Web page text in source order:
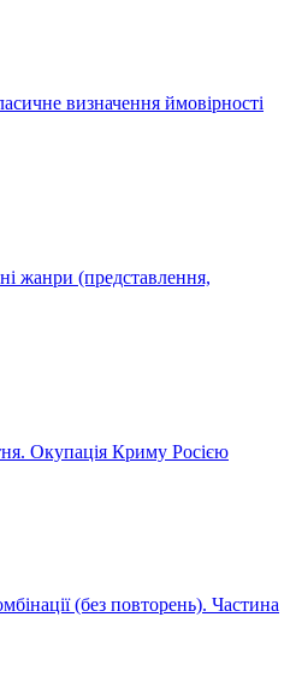
визначення ймовірності
жанри (представлення,
Окупація Криму Росією
(без повторень). Частина